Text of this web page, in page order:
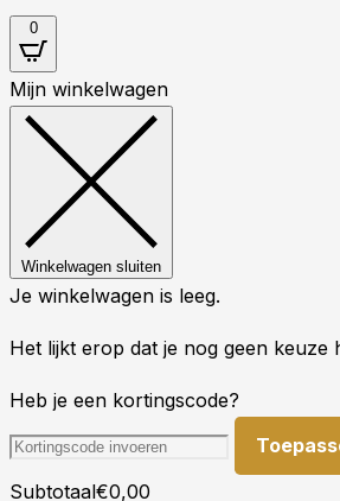
0
Mijn winkelwagen
Winkelwagen sluiten
Je winkelwagen is leeg.
Het lijkt erop dat je nog geen keuze
Heb je een kortingscode?
Subtotaal€0,00